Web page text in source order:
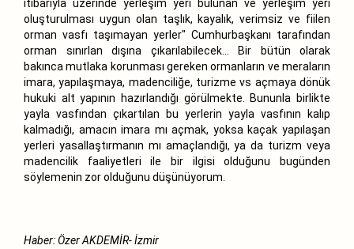
itibarıyla üzerinde yerleşim yeri bulunan ve yerleşim yeri
oluşturulması uygun olan taşlık, kayalık, verimsiz ve fiilen
orman vasfı taşımayan yerler" Cumhurbaşkanı tarafından
orman sınırlan dışına çıkarılabilecek... Bir bütün olarak
bakınca mutlaka korunması gereken ormanların ve meraların
imara, yapılaşmaya, madenciliğe, turizme vs açmaya dönük
hukuki alt yapının hazırlandığı görülmekte. Bununla birlikte
yayla vasfından çıkartılan bu yerlerin yayla vasfının kalıp
kalmadığı, amacın imara mı açmak, yoksa kaçak yapılaşan
yerleri yasallaştırmanın mı amaçlandığı, ya da turizm veya
madencilik faaliyetleri ile bir ilgisi olduğunu bugünden
söylemenin zor olduğunu düşünüyorum.
Haber: Özer AKDEMİR- İzmir